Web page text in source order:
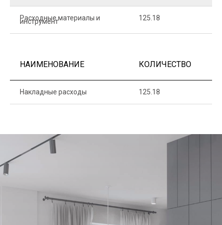
Расходные материалы и
инструмент 125.18
НАИМЕНОВАНИЕ КОЛИЧЕСТВО
Накладные расходы 125.18